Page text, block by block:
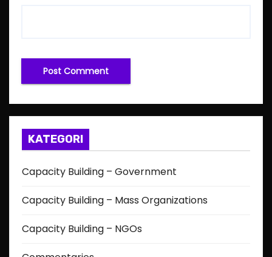
KATEGORI
Capacity Building – Government
Capacity Building – Mass Organizations
Capacity Building – NGOs